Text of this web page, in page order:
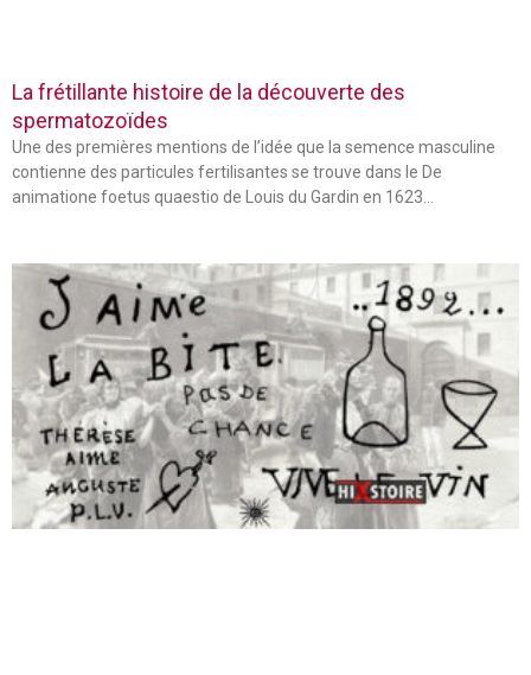
La frétillante histoire de la découverte des
spermatozoïdes
Une des premières mentions de l’idée que la semence masculine
contienne des particules fertilisantes se trouve dans le De
animatione foetus quaestio de Louis du Gardin en 1623…